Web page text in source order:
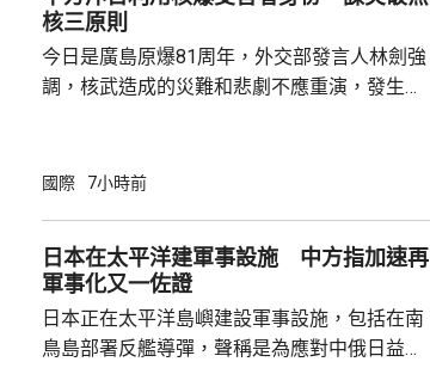
核三原則
今日是廣島原爆81周年，外交部發言人林劍強
調，核武造成的災難和悲劇不應重演，發生核
右翼勢力長期篡改歷史事實，政治利用「核爆
脫侵略罪責，執政當局近來更企圖整軍擴武，
尋求美國強化對日本的核保護、圖謀突破「無
核三原則」，首相官邸高官甚至叫囂謀...
國際 7小時前
日本在太平洋建軍事設施 中方指加速再
軍事化又一佐證
日本正在太平洋島嶼建設軍事設施，包括在南
鳥島部署反艦導彈，聲稱是為應對中俄日益頻